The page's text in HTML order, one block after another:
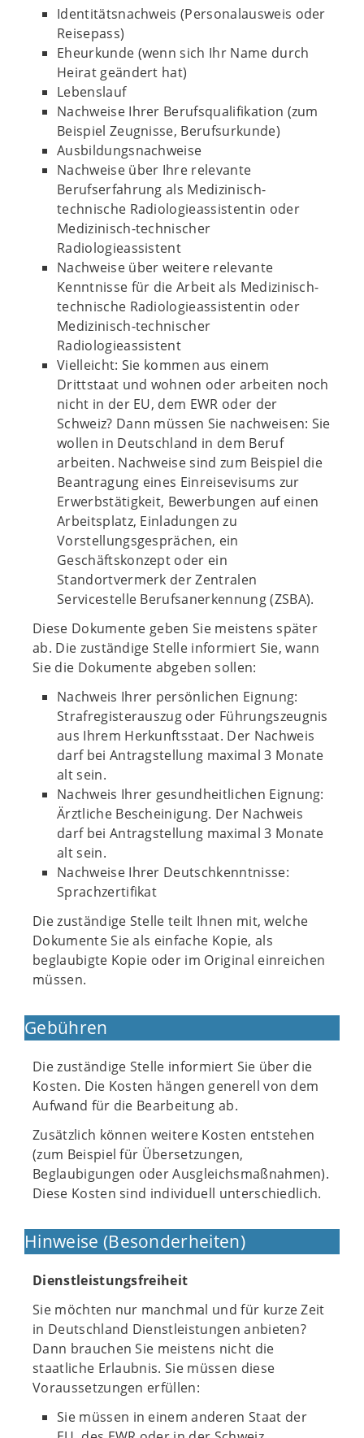
Identitätsnachweis (Personalausweis oder
Reisepass)
Eheurkunde (wenn sich Ihr Name durch
Heirat geändert hat)
Lebenslauf
Nachweise Ihrer Berufsqualifikation (zum
Beispiel Zeugnisse, Berufsurkunde)
Ausbildungsnachweise
Nachweise über Ihre relevante
Berufserfahrung als Medizinisch-
technische Radiologieassistentin oder
Medizinisch-technischer
Radiologieassistent
Nachweise über weitere relevante
Kenntnisse für die Arbeit als Medizinisch-
technische Radiologieassistentin oder
Medizinisch-technischer
Radiologieassistent
Vielleicht: Sie kommen aus einem
Drittstaat und wohnen oder arbeiten noch
nicht in der EU, dem EWR oder der
Schweiz? Dann müssen Sie nachweisen: Sie
wollen in Deutschland in dem Beruf
arbeiten. Nachweise sind zum Beispiel die
Beantragung eines Einreisevisums zur
Erwerbstätigkeit, Bewerbungen auf einen
Arbeitsplatz, Einladungen zu
Vorstellungsgesprächen, ein
Geschäftskonzept oder ein
Standortvermerk der Zentralen
Servicestelle Berufsanerkennung (ZSBA).
Diese Dokumente geben Sie meistens später
ab. Die zuständige Stelle informiert Sie, wann
Sie die Dokumente abgeben sollen:
Nachweis Ihrer persönlichen Eignung:
Strafregisterauszug oder Führungszeugnis
aus Ihrem Herkunftsstaat. Der Nachweis
darf bei Antragstellung maximal 3 Monate
alt sein.
Nachweis Ihrer gesundheitlichen Eignung:
Ärztliche Bescheinigung. Der Nachweis
darf bei Antragstellung maximal 3 Monate
alt sein.
Nachweise Ihrer Deutschkenntnisse:
Sprachzertifikat
Die zuständige Stelle teilt Ihnen mit, welche
Dokumente Sie als einfache Kopie, als
beglaubigte Kopie oder im Original einreichen
müssen.
Gebühren
Die zuständige Stelle informiert Sie über die
Kosten. Die Kosten hängen generell von dem
Aufwand für die Bearbeitung ab.
Zusätzlich können weitere Kosten entstehen
(zum Beispiel für Übersetzungen,
Beglaubigungen oder Ausgleichsmaßnahmen).
Diese Kosten sind individuell unterschiedlich.
Hinweise (Besonderheiten)
Dienstleistungsfreiheit
Sie möchten nur manchmal und für kurze Zeit
in Deutschland Dienstleistungen anbieten?
Dann brauchen Sie meistens nicht die
staatliche Erlaubnis. Sie müssen diese
Voraussetzungen erfüllen:
Sie müssen in einem anderen Staat der